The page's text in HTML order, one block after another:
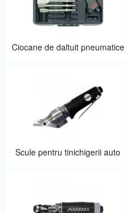
Ciocane de daltuit pneumatice
Scule pentru tinichigerii auto